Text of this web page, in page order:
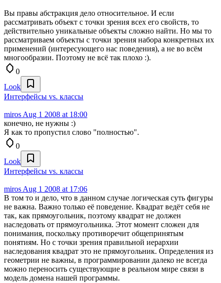
Вы правы абстракция дело относительное. И если
рассматривать объект с точки зрения всех его свойств, то
действительно уникальные объекты сложно найти. Но мы то
рассматриваем объекты с точки зрения набора конкретных их
применений (интересующего нас поведения), а не во всём
многообразии. Поэтому не всё так плохо :).
0
Look
Интерфейсы vs. классы
miros Aug 1 2008 at 18:00
конечно, не нужны :)
Я как то пропустил слово "полностью".
0
Look
Интерфейсы vs. классы
miros Aug 1 2008 at 17:06
В том то и дело, что в данном случае логическая суть фигуры
не важна. Важно только её поведение. Квадрат ведёт себя не
так, как прямоугольник, поэтому квадрат не должен
наследовать от прямоугольника. Этот момент сложен для
понимания, поскольку противоречит общепринятым
понятиям. Но с точки зрения правильной иерархии
наследования квадрат это не прямоугольник. Определения из
геометрии не важны, в программировании далеко не всегда
можно переносить существующие в реальном мире связи в
модель домена нашей программы.